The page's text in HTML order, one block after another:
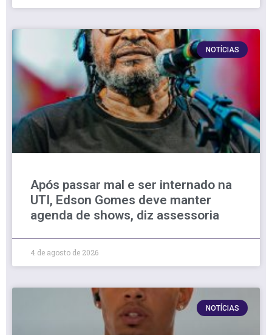
NOTÍCIAS
Após passar mal e ser internado na
UTI, Edson Gomes deve manter
agenda de shows, diz assessoria
4 de agosto de 2026
NOTÍCIAS